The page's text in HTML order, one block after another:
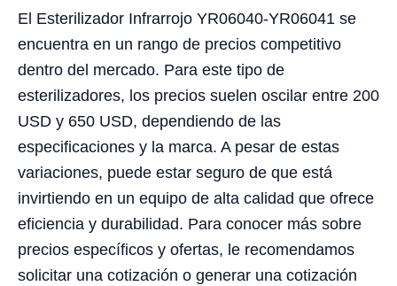
El Esterilizador Infrarrojo YR06040-YR06041 se
encuentra en un rango de precios competitivo
dentro del mercado. Para este tipo de
esterilizadores, los precios suelen oscilar entre 200
USD y 650 USD, dependiendo de las
especificaciones y la marca. A pesar de estas
variaciones, puede estar seguro de que está
invirtiendo en un equipo de alta calidad que ofrece
eficiencia y durabilidad. Para conocer más sobre
precios específicos y ofertas, le recomendamos
solicitar una cotización o generar una cotización